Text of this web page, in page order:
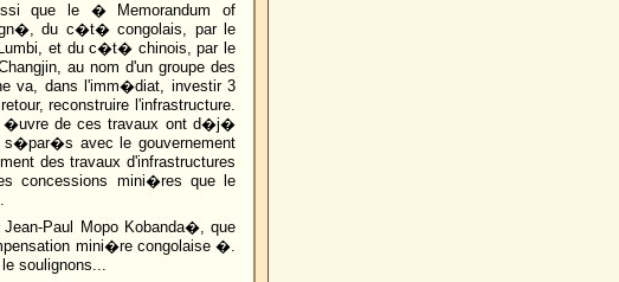
que le � Memorandum of
du c�t� congolais, par le
Lumbi, et du c�t� chinois, par le
au nom d'un groupe des
va, dans l'imm�diat, investir 3
reconstruire l'infrastructure.
�uvre de ces travaux ont d�j�
avec le gouvernement
des travaux d'infrastructures
concessions mini�res que le
Paul Mopo Kobanda�, que
mini�re congolaise �.
soulignons...